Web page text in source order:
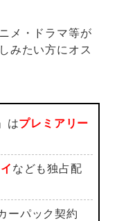
メ・ドラマ等が
みたい方にオス
はプレミアリー
なども独占配
ーパック契約